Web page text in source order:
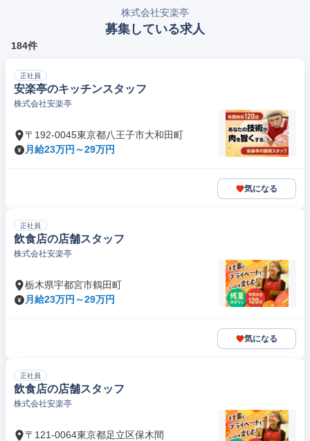
株式会社安楽亭
募集している求人
184件
正社員
安楽亭のキッチンスタッフ
株式会社安楽亭
〒192-0045東京都八王子市大和田町
月給23万円～29万円
気になる
正社員
飲食店の店舗スタッフ
株式会社安楽亭
栃木県宇都宮市鶴田町
月給23万円～29万円
気になる
正社員
飲食店の店舗スタッフ
株式会社安楽亭
〒121-0064東京都足立区保木間